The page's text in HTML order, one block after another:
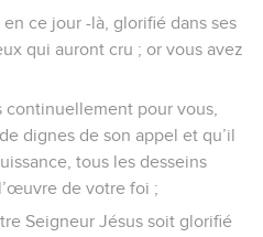
ce jour -là, glorifié dans ses
qui auront cru ; or vous avez
continuellement pour vous,
dignes de son appel et qu’il
tous les desseins
de votre foi ;
Seigneur Jésus soit glorifié